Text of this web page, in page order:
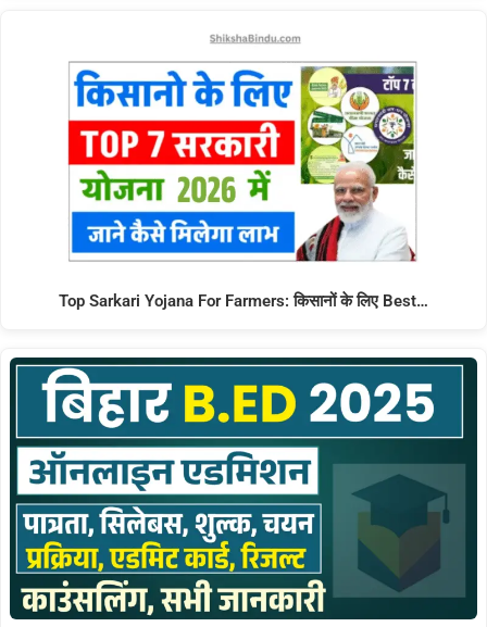
Top Sarkari Yojana For Farmers: किसानों के लिए Best…